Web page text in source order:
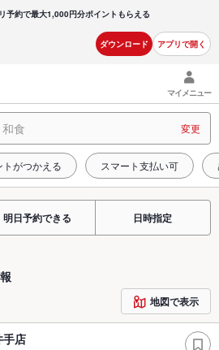
予約で最大1,000円分ポイントもらえる
ダウンロード アプリで開く
マイメニュー
食 変更
トがつかえる スマート支払い可
明日予約できる 日時指定
地図で表示
手店